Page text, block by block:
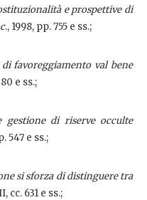
e prospettive di
., 1998, pp. 755 e ss.;
favoreggiamento val bene
e ss.;
di riserve occulte
547 e ss.;
si sforza di distinguere tra
cc. 631 e ss.;